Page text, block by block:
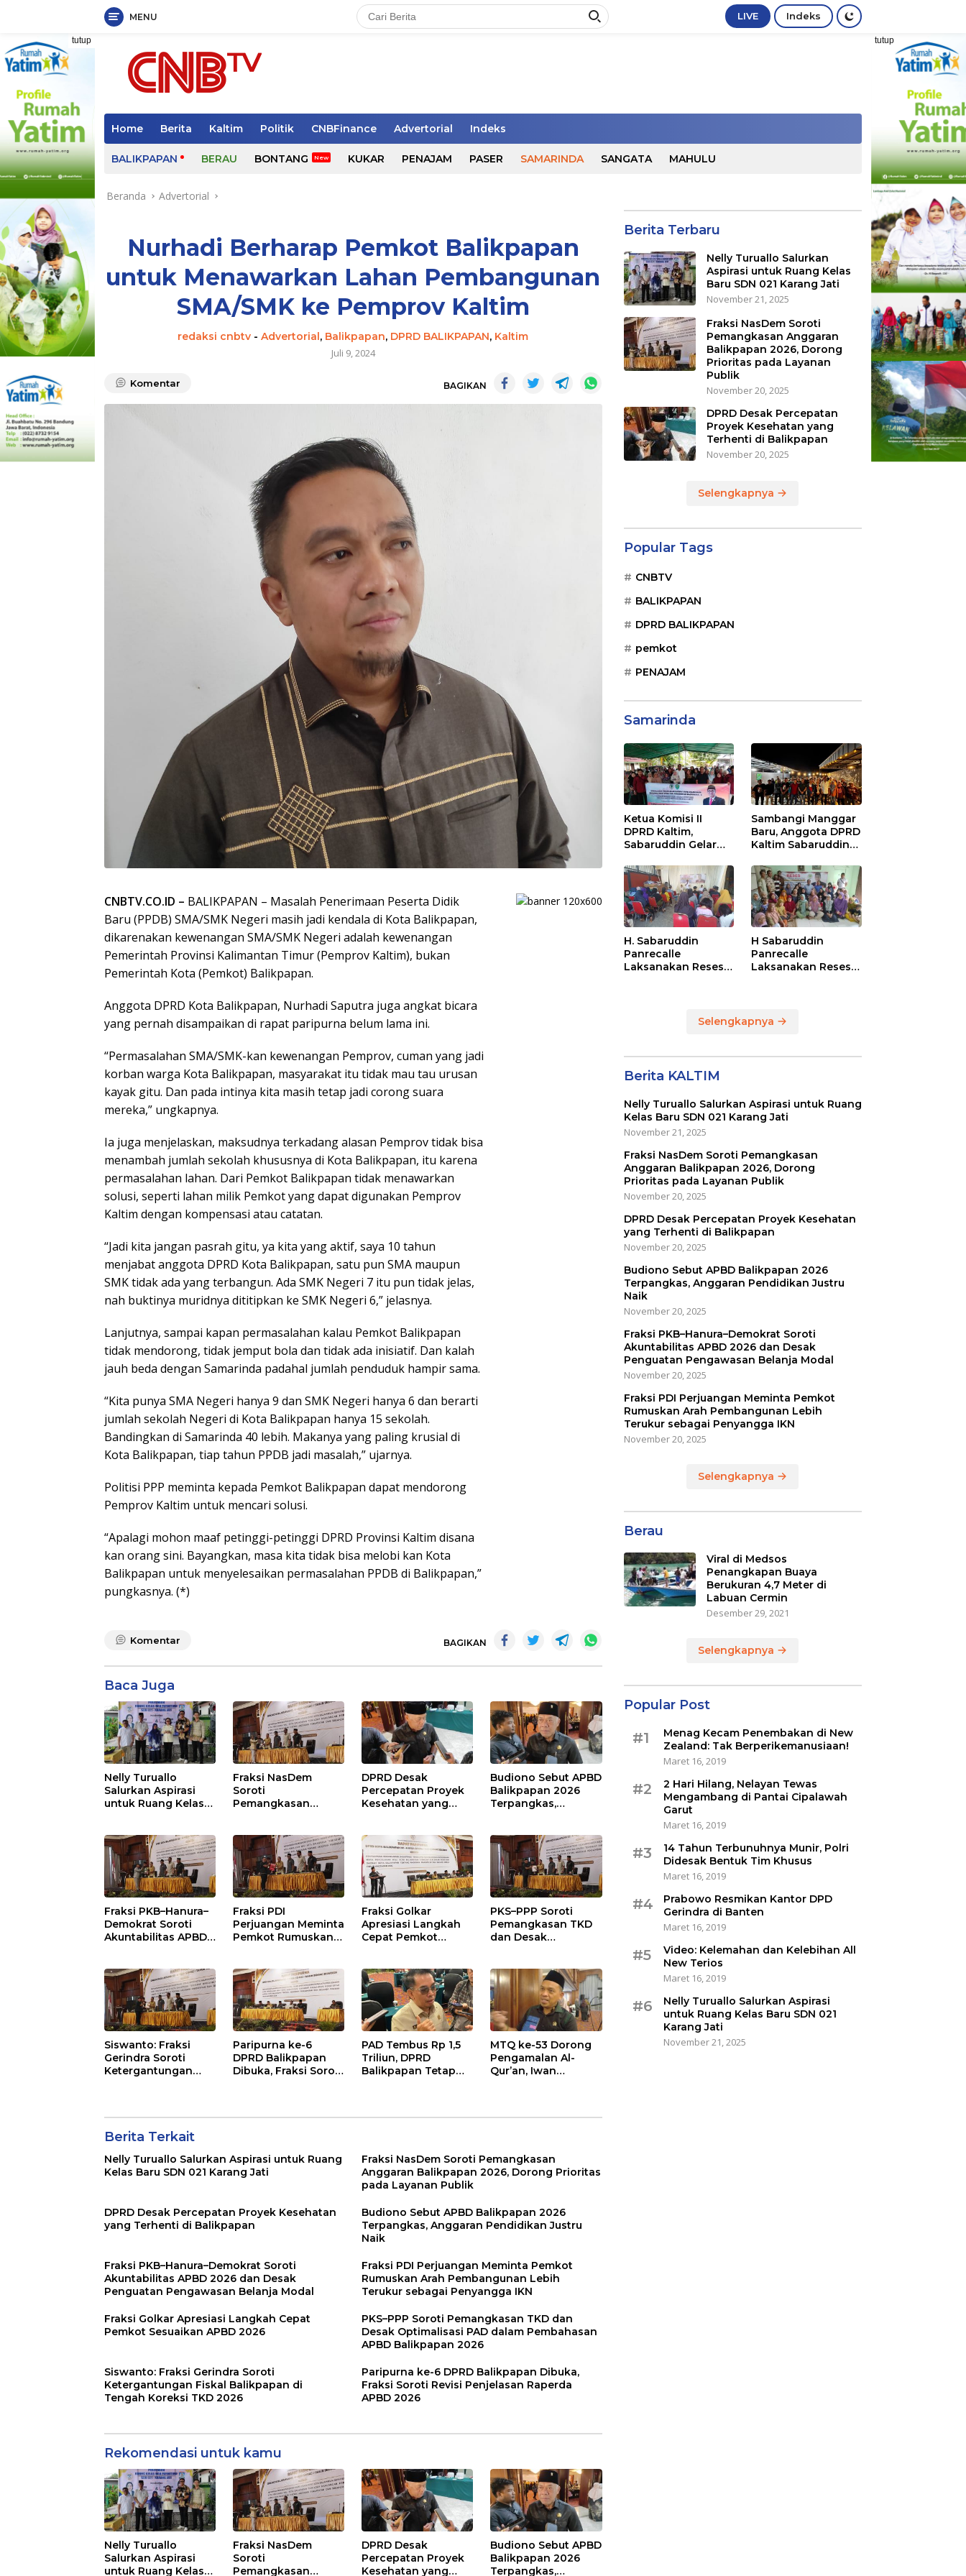
Langsung
ke
konten
MENU LIVE Indeks
tutup tutup
Home Berita Kaltim Politik CNBFinance Advertorial Indeks
BALIKPAPAN BERAU BONTANG KUKAR PENAJAM PASER SAMARINDA SANGATA MAHULU
Beranda Advertorial
Nurhadi Berharap Pemkot Balikpapan
untuk Menawarkan Lahan Pembangunan
SMA/SMK ke Pemprov Kaltim
redaksi cnbtv -Advertorial, Balikpapan, DPRD BALIKPAPAN, Kaltim
Juli 9, 2024
Komentar BAGIKAN
CNBTV.CO.ID – BALIKPAPAN – Masalah Penerimaan Peserta Didik
Baru (PPDB) SMA/SMK Negeri masih jadi kendala di Kota Balikpapan,
dikarenakan kewenangan SMA/SMK Negeri adalah kewenangan
Pemerintah Provinsi Kalimantan Timur (Pemprov Kaltim), bukan
Pemerintah Kota (Pemkot) Balikpapan.
Anggota DPRD Kota Balikpapan, Nurhadi Saputra juga angkat bicara
yang pernah disampaikan di rapat paripurna belum lama ini.
“Permasalahan SMA/SMK-kan kewenangan Pemprov, cuman yang jadi
korban warga Kota Balikpapan, masyarakat itu tidak mau tau urusan
kayak gitu. Dan pada intinya kita masih tetap jadi corong suara
mereka,” ungkapnya.
Ia juga menjelaskan, maksudnya terkadang alasan Pemprov tidak bisa
menambah jumlah sekolah khususnya di Kota Balikpapan, itu karena
permasalahan lahan. Dari Pemkot Balikpapan tidak menawarkan
solusi, seperti lahan milik Pemkot yang dapat digunakan Pemprov
Kaltim dengan kompensasi atau catatan.
“Jadi kita jangan pasrah gitu, ya kita yang aktif, saya 10 tahun
menjabat anggota DPRD Kota Balikpapan, satu pun SMA maupun
SMK tidak ada yang terbangun. Ada SMK Negeri 7 itu pun tidak jelas,
nah buktinya muridnya dititipkan ke SMK Negeri 6,” jelasnya.
Lanjutnya, sampai kapan permasalahan kalau Pemkot Balikpapan
tidak mendorong, tidak jemput bola dan tidak ada inisiatif. Dan kalah
jauh beda dengan Samarinda padahal jumlah penduduk hampir sama.
“Kita punya SMA Negeri hanya 9 dan SMK Negeri hanya 6 dan berarti
jumlah sekolah Negeri di Kota Balikpapan hanya 15 sekolah.
Bandingkan di Samarinda 40 lebih. Makanya yang paling krusial di
Kota Balikpapan, tiap tahun PPDB jadi masalah,” ujarnya.
Politisi PPP meminta kepada Pemkot Balikpapan dapat mendorong
Pemprov Kaltim untuk mencari solusi.
“Apalagi mohon maaf petinggi-petinggi DPRD Provinsi Kaltim disana
kan orang sini. Bayangkan, masa kita tidak bisa melobi kan Kota
Balikpapan untuk menyelesaikan permasalahan PPDB di Balikpapan,”
pungkasnya. (*)
Komentar BAGIKAN
Baca Juga
Nelly Turuallo
Salurkan Aspirasi
untuk Ruang Kelas
Fraksi NasDem
Soroti
Pemangkasan
Dorong Prioritas
pada Layanan
Publik
DPRD Desak
Percepatan Proyek
Kesehatan yang
Budiono Sebut APBD
Balikpapan 2026
Terpangkas,
Naik
Fraksi PKB–Hanura–
Demokrat Soroti
Akuntabilitas APBD
Pengawasan
Belanja Modal
Fraksi PDI
Perjuangan Meminta
Pemkot Rumuskan
sebagai Penyangga
IKN
Fraksi Golkar
Apresiasi Langkah
Cepat Pemkot
PKS–PPP Soroti
Pemangkasan TKD
dan Desak
APBD Balikpapan
2026
Siswanto: Fraksi
Gerindra Soroti
Ketergantungan
Paripurna ke-6
DPRD Balikpapan
Dibuka, Fraksi Soroti
PAD Tembus Rp 1,5
Triliun, DPRD
Balikpapan Tetap
MTQ ke-53 Dorong
Pengamalan Al-
Qur’an, Iwan
Berita Terkait
Nelly Turuallo Salurkan Aspirasi untuk Ruang
Kelas Baru SDN 021 Karang Jati
Fraksi NasDem Soroti Pemangkasan
Anggaran Balikpapan 2026, Dorong Prioritas
pada Layanan Publik
DPRD Desak Percepatan Proyek Kesehatan
yang Terhenti di Balikpapan
Budiono Sebut APBD Balikpapan 2026
Terpangkas, Anggaran Pendidikan Justru
Naik
Fraksi PKB–Hanura–Demokrat Soroti
Akuntabilitas APBD 2026 dan Desak
Penguatan Pengawasan Belanja Modal
Fraksi PDI Perjuangan Meminta Pemkot
Rumuskan Arah Pembangunan Lebih
Terukur sebagai Penyangga IKN
Fraksi Golkar Apresiasi Langkah Cepat
Pemkot Sesuaikan APBD 2026
PKS–PPP Soroti Pemangkasan TKD dan
Desak Optimalisasi PAD dalam Pembahasan
APBD Balikpapan 2026
Siswanto: Fraksi Gerindra Soroti
Ketergantungan Fiskal Balikpapan di
Tengah Koreksi TKD 2026
Paripurna ke-6 DPRD Balikpapan Dibuka,
Fraksi Soroti Revisi Penjelasan Raperda
APBD 2026
Rekomendasi untuk kamu
Nelly Turuallo
Salurkan Aspirasi
untuk Ruang Kelas
Fraksi NasDem
Soroti
Pemangkasan
DPRD Desak
Percepatan Proyek
Kesehatan yang
Budiono Sebut APBD
Balikpapan 2026
Terpangkas,
Berita Terbaru
Nelly Turuallo Salurkan
Aspirasi untuk Ruang Kelas
Baru SDN 021 Karang Jati
November 21, 2025
Fraksi NasDem Soroti
Pemangkasan Anggaran
Balikpapan 2026, Dorong
Prioritas pada Layanan
Publik
November 20, 2025
DPRD Desak Percepatan
Proyek Kesehatan yang
Terhenti di Balikpapan
November 20, 2025
Selengkapnya
Popular Tags
CNBTV
BALIKPAPAN
DPRD BALIKPAPAN
pemkot
PENAJAM
Samarinda
Ketua Komisi II
DPRD Kaltim,
Sabaruddin Gelar
Pajak dan Retribusi
Daerah di
Sepinggan Raya
Balikpapan
Sambangi Manggar
Baru, Anggota DPRD
Kaltim Sabaruddin
Kepemudaan di
Balikpapan
H. Sabaruddin
Panrecalle
Laksanakan Reses
H Sabaruddin
Panrecalle
Laksanakan Reses
Selengkapnya
Berita KALTIM
Nelly Turuallo Salurkan Aspirasi untuk Ruang
Kelas Baru SDN 021 Karang Jati
November 21, 2025
Fraksi NasDem Soroti Pemangkasan
Anggaran Balikpapan 2026, Dorong
Prioritas pada Layanan Publik
November 20, 2025
DPRD Desak Percepatan Proyek Kesehatan
yang Terhenti di Balikpapan
November 20, 2025
Budiono Sebut APBD Balikpapan 2026
Terpangkas, Anggaran Pendidikan Justru
Naik
November 20, 2025
Fraksi PKB–Hanura–Demokrat Soroti
Akuntabilitas APBD 2026 dan Desak
Penguatan Pengawasan Belanja Modal
November 20, 2025
Fraksi PDI Perjuangan Meminta Pemkot
Rumuskan Arah Pembangunan Lebih
Terukur sebagai Penyangga IKN
November 20, 2025
Selengkapnya
Berau
Viral di Medsos
Penangkapan Buaya
Berukuran 4,7 Meter di
Labuan Cermin
Desember 29, 2021
Selengkapnya
Popular Post
#1
Menag Kecam Penembakan di New
Zealand: Tak Berperikemanusiaan!
Maret 16, 2019
#2
2 Hari Hilang, Nelayan Tewas
Mengambang di Pantai Cipalawah
Garut
Maret 16, 2019
#3
14 Tahun Terbunuhnya Munir, Polri
Didesak Bentuk Tim Khusus
Maret 16, 2019
#4
Prabowo Resmikan Kantor DPD
Gerindra di Banten
Maret 16, 2019
#5
Video: Kelemahan dan Kelebihan All
New Terios
Maret 16, 2019
#6
Nelly Turuallo Salurkan Aspirasi
untuk Ruang Kelas Baru SDN 021
Karang Jati
November 21, 2025